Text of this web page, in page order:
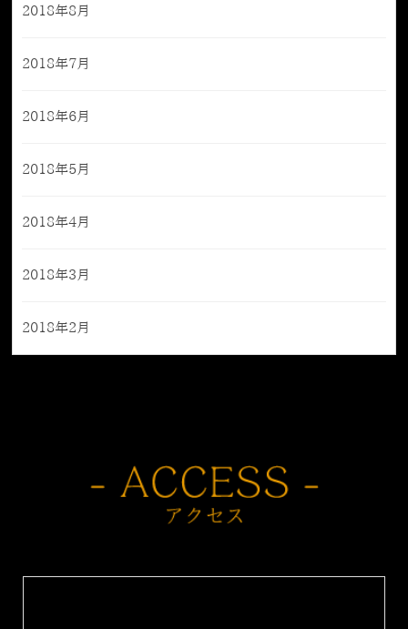
2018年8月
2018年7月
2018年6月
2018年5月
2018年4月
2018年3月
2018年2月